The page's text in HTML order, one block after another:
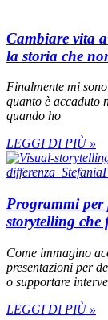
Cambiare vita
la storia che
Finalmente mi
quanto è accaduto
quando ho
LEGGI DI PIÙ »
Programmi per
storytelling che
Come immagino
presentazioni per
o supportare
LEGGI DI PIÙ »